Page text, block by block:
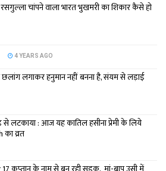
चांपने वाला भारत भुखमरी का शिकार कैसे हो
4 YEARS AGO
लगाकर हनुमान नहीं बनना है, संयम से लड़ाई
से लटकाया : आज यह कातिल हसीना प्रेमी के लिये
व्रत